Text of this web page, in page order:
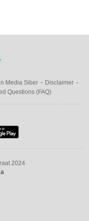
Media Siber
Disclaimer
Questions (FAQ)
2024